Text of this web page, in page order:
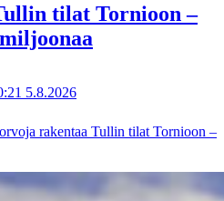
tilat Tornioon –
5.8.2026
rakentaa Tullin tilat Tornioon –